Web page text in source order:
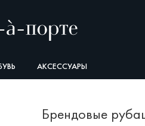
АКСЕССУАРЫ
брендовые